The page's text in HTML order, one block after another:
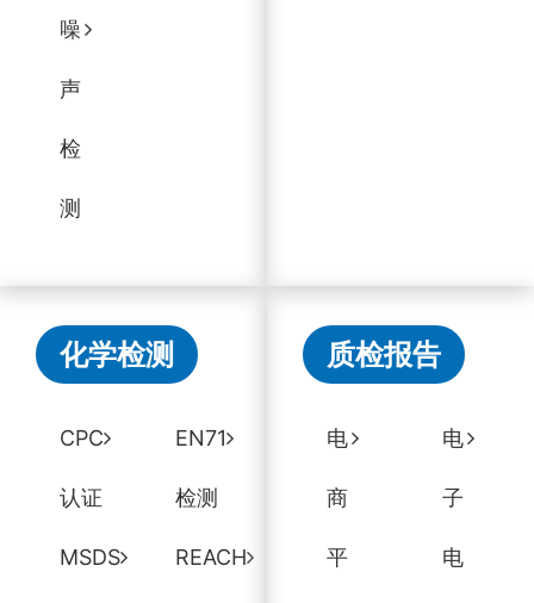
噪
声
检
测
化学检测
CPC
认证
EN71
检测
MSDS REACH
质检报告
电
商
平
电
子
电